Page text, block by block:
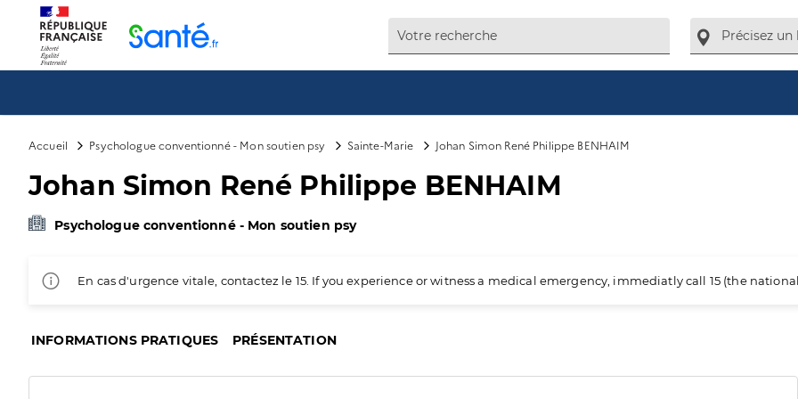
Accueil Psychologue conventionné - Mon soutien psy Sainte-Marie Johan Simon René Philippe BENHAIM
Johan Simon René Philippe BENHAIM
Psychologue conventionné - Mon soutien psy
En cas d'urgence vitale, contactez le 15. If you experience or witness a medical emergency, immediatly call 15 (the
INFORMATIONS PRATIQUES PRÉSENTATION
Panneau de gestion des cookies